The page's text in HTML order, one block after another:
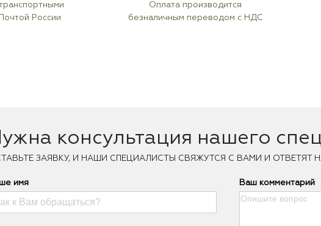
России
Оплата производится
безналичным переводом с НДС
консультация нашего
ЗАЯВКУ, И НАШИ СПЕЦИАЛИСТЫ СВЯЖУТСЯ С ВАМИ И ОТВЕТЯТ
имя Ваш комментарий